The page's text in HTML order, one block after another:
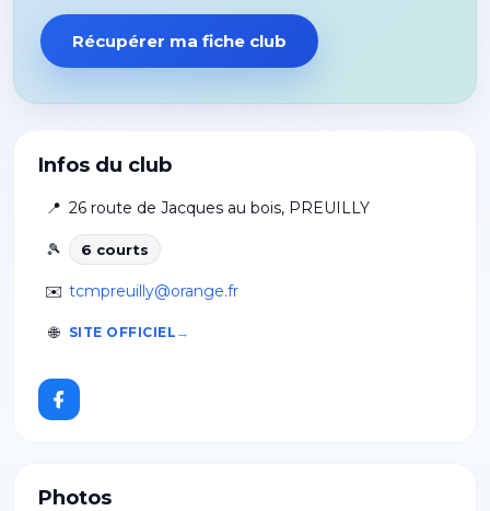
Infos du club
📍 26 route de Jacques au bois, PREUILLY
🎾 6 courts
✉️ tcmpreuilly@orange.fr
🌐 SITE OFFICIEL
Photos
Récupérer ma fiche club